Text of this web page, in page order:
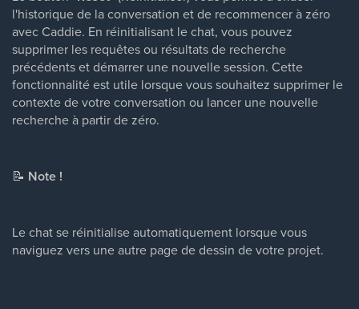
l'historique de la conversation et de recommencer à zéro
avec Caddie. En réinitialisant le chat, vous pouvez
supprimer les requêtes ou résultats de recherche
précédents et démarrer une nouvelle session. Cette
fonctionnalité est utile lorsque vous souhaitez supprimer le
contexte de votre conversation ou lancer une nouvelle
recherche à partir de zéro.
📝 Note !
Le chat se réinitialise automatiquement lorsque vous
naviguez vers une autre page de dessin de votre projet.